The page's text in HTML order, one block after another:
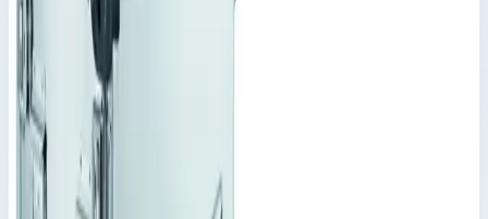
Корпус Mitraset 19"
Корпус Mitraset Classic 19" Zarges 7 HE/U 434х534х348 мм
45728
Zarges
Корпус Mitraset 19"
Производитель: Zarges; Артикул: 45728; Наружный размер:
434 x 534 x 348 мм; Вес: 10 кг